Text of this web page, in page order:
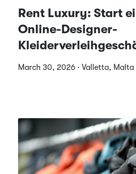
Rent Luxury: Start
Online-Designer-
March 30, 2026 · Valletta, Malta